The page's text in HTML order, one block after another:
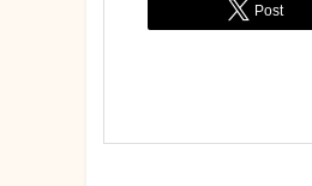
Post